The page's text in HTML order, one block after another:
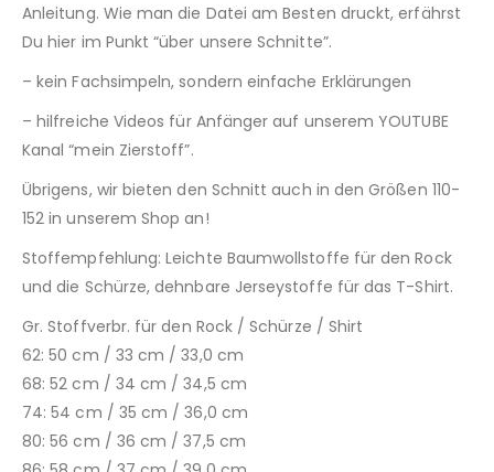
Anleitung. Wie man die Datei am Besten druckt, erfährst
Du hier im Punkt “über unsere Schnitte”.
– kein Fachsimpeln, sondern einfache Erklärungen
– hilfreiche Videos für Anfänger auf unserem YOUTUBE
Kanal “mein Zierstoff”.
Übrigens, wir bieten den Schnitt auch in den Größen 110-
152 in unserem Shop an!
Stoffempfehlung: Leichte Baumwollstoffe für den Rock
und die Schürze, dehnbare Jerseystoffe für das T-Shirt.
Gr. Stoffverbr. für den Rock / Schürze / Shirt
62: 50 cm / 33 cm / 33,0 cm
68: 52 cm / 34 cm / 34,5 cm
74: 54 cm / 35 cm / 36,0 cm
80: 56 cm / 36 cm / 37,5 cm